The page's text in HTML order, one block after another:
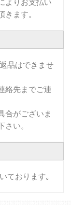
よりお支払い
きます。
品はできませ
絡先までご連
合がございま
さい。
ております｡